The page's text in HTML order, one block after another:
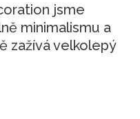
jsme
minimalismu a
zažívá velkolepý